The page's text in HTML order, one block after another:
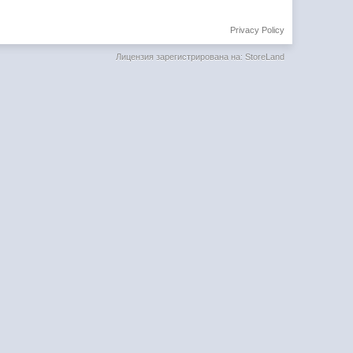
Privacy Policy
Лицензия зарегистрирована на: StoreLand